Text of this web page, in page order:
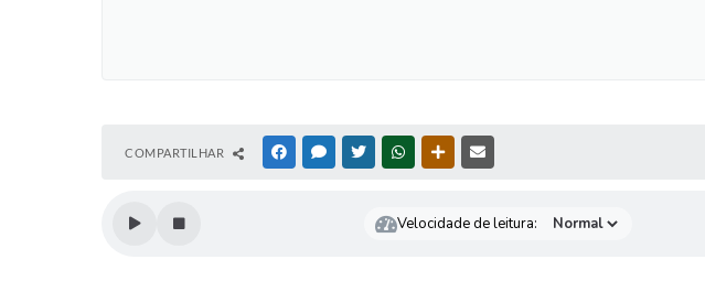
COMPARTILHAR FACEBOOKMESSENGER
TWITTERWHATSAPPOUTRAS MÍDIAS
Velocidade de leitura: